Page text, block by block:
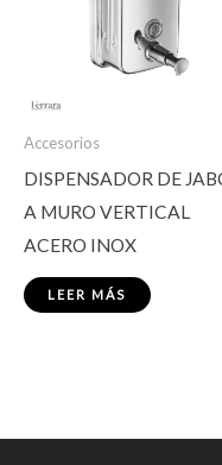
Accesorios
DISPENSADOR DE
A MURO VERTICAL
ACERO INOX
LEER MÁS